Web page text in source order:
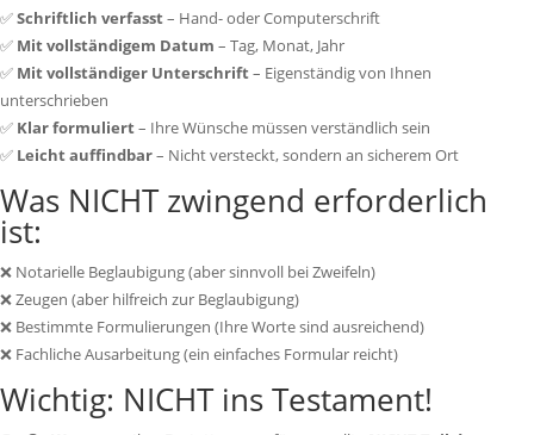
✅Schriftlich verfasst– Hand- oder Computerschrift
✅ Mit vollständigem Datum – Tag, Monat, Jahr
✅ Mit vollständiger Unterschrift– Eigenständig von Ihnen
unterschrieben
✅ Klar formuliert– Ihre Wünsche müssen verständlich sein
✅ Leicht auffindbar– Nicht versteckt, sondern an sicherem Ort
Was NICHT zwingend erforderlich
ist:
❌ Notarielle Beglaubigung (aber sinnvoll bei Zweifeln)
❌ Zeugen (aber hilfreich zur Beglaubigung)
❌ Bestimmte Formulierungen (Ihre Worte sind ausreichend)
❌ Fachliche Ausarbeitung (ein einfaches Formular reicht)
Wichtig: NICHT ins Testament!